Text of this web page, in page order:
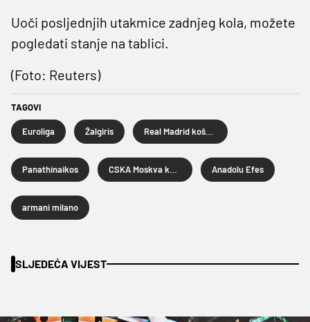
Uoči posljednjih utakmice zadnjeg kola, možete
pogledati stanje na tablici.
(Foto: Reuters)
TAGOVI
Euroliga Žalgiris
Panathinaikos Anadolu Efes
armani milano
SLJEDEĆA VIJEST